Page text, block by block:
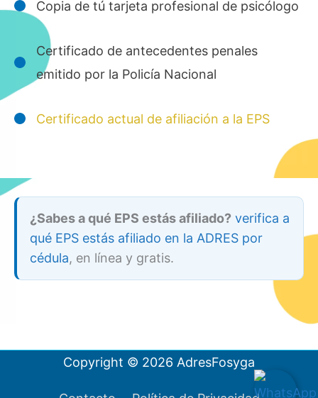
Copia de tú tarjeta profesional de psicólogo
Certificado de antecedentes penales
emitido por la Policía Nacional
Certificado actual de afiliación a la EPS
¿Sabes a qué EPS estás afiliado? verifica a
qué EPS estás afiliado en la ADRES por
cédula, en línea y gratis.
Copyright © 2026 AdresFosyga